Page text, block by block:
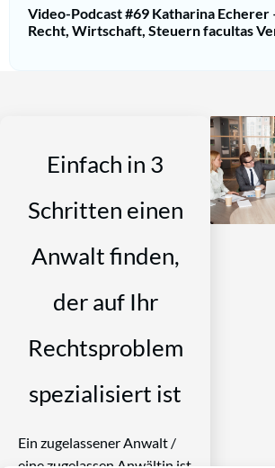
Video-Podcast #69 Katharina Echerer
Recht, Wirtschaft, Steuern facultas
Einfach in 3
Schritten einen
Anwalt finden,
der auf Ihr
Rechtsproblem
spezialisiert ist
Ein zugelassener Anwalt /